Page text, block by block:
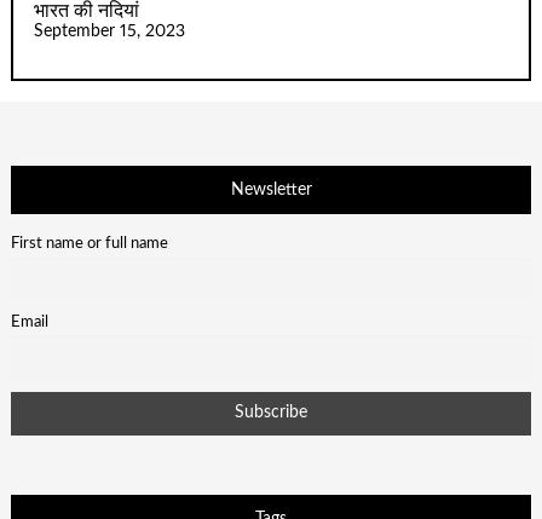
भारत की नदियां
September 15, 2023
Newsletter
First name or full name
Email